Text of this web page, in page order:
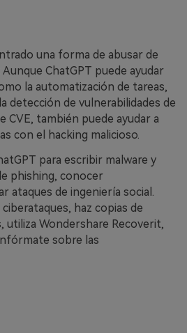
una forma de abusar de
ChatGPT puede ayudar
la automatización de tareas,
detección de vulnerabilidades de
CVE, también puede ayudar a
con el hacking malicioso.
para escribir malware y
phishing, conocer
ataques de ingeniería social.
haz copias de
utiliza Wondershare Recoverit,
sobre las